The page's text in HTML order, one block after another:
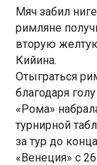
Мяч забил
римляне
вторую
Кийина.
Отыграться
благодаря
«Рома»
турнирной
за тур до
«Венеция» с